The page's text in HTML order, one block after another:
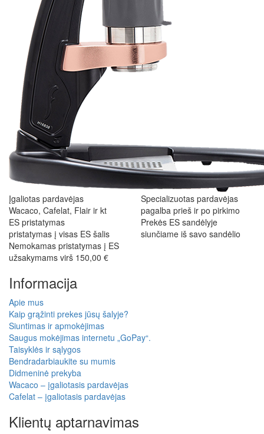
Įgaliotas pardavėjas
Wacaco, Cafelat, Flair ir kt
Specializuotas pardavėjas
pagalba prieš ir po pirkimo
ES pristatymas
pristatymas į visas ES šalis
Prekės ES sandėlyje
siunčiame iš savo sandėlio
Nemokamas pristatymas į ES
užsakymams virš 150,00 €
Informacija
Apie mus
Kaip grąžinti prekes jūsų šalyje?
Siuntimas ir apmokėjimas
Saugus mokėjimas internetu „GoPay“.
Taisyklės ir sąlygos
Bendradarbiaukite su mumis
Didmeninė prekyba
Wacaco – įgaliotasis pardavėjas
Cafelat – įgaliotasis pardavėjas
Klientų aptarnavimas